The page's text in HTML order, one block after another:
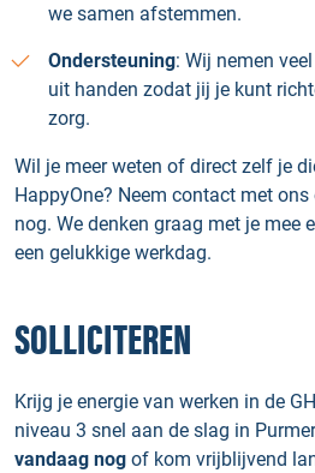
we samen afstemmen.
Ondersteuning: Wij nemen
uit handen zodat jij je kunt
zorg.
Wil je meer weten of direct zelf je
HappyOne? Neem contact met
nog. We denken graag met je mee
een gelukkige werkdag.
SOLLICITEREN
Krijg je energie van werken in de
niveau 3 snel aan de slag in
vandaag nog of kom vrijblijvend